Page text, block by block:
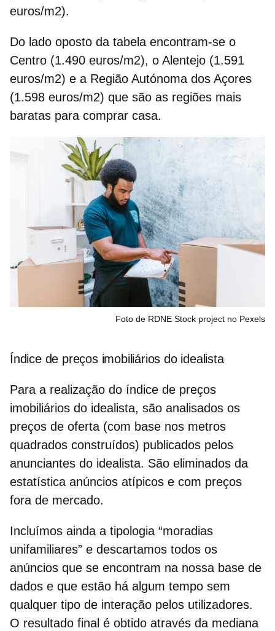
euros/m2).
Do lado oposto da tabela encontram-se o
Centro (1.490 euros/m2), o Alentejo (1.591
euros/m2) e a Região Autónoma dos Açores
(1.598 euros/m2) que são as regiões mais
baratas para comprar casa.
Foto de RDNE Stock project no Pexels
Índice de preços imobiliários do idealista
Para a realização do índice de preços
imobiliários do idealista, são analisados ​​os
preços de oferta (com base nos metros
quadrados construídos) publicados pelos
anunciantes do idealista. São eliminados da
estatística anúncios atípicos e com preços
fora de mercado.
Incluímos ainda a tipologia “moradias
unifamiliares” e descartamos todos os
anúncios que se encontram na nossa base de
dados e que estão há algum tempo sem
qualquer tipo de interação pelos utilizadores.
O resultado final é obtido através da mediana